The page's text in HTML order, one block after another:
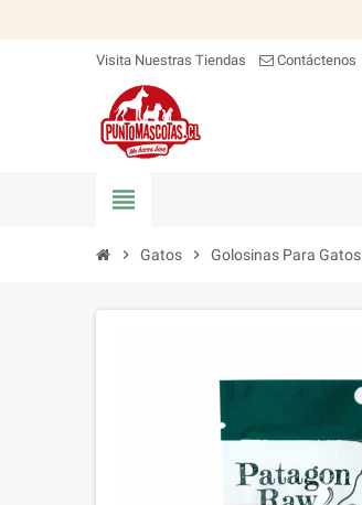
Visita Nuestras Tiendas Contáctenos
view_headline
chevron_right Gatos chevron_right Golosinas Para Gatos